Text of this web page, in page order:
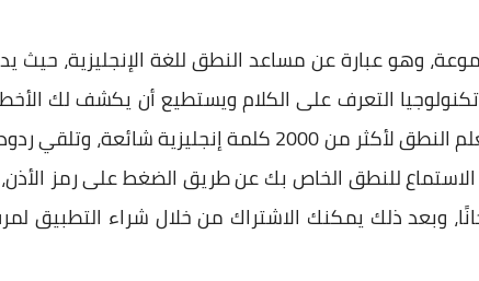
وهو عبارة عن مساعد النطق للغة الإنجليزية، حيث
التعرف على الكلام ويستطيع أن يكشف لك
ومع التطبيق ستتمكن من تعلم النطق لأكثر من 2000
للنطق الخاص بك عن طريق الضغط على رمز